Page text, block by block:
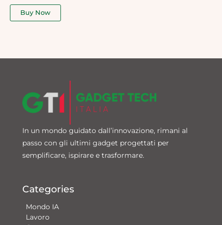
out
Buy Now
In un mondo guidato dall’innovazione, rimani al
passo con gli ultimi gadget progettati per
semplificare, ispirare e trasformare.
Categories
Mondo IA
Lavoro